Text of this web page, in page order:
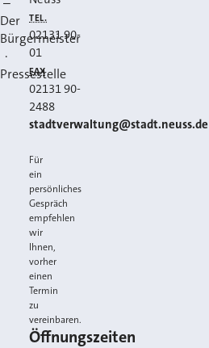
Der
Bürgermeister
·
Pressestelle
TEL.
02131 90-
01
FAX
02131 90-
2488
E-MAIL
stadtverwaltung@stadt.neuss.de
Für
ein
persönliches
Gespräch
empfehlen
wir
Ihnen,
vorher
einen
Termin
zu
vereinbaren.
Öffnungszeiten